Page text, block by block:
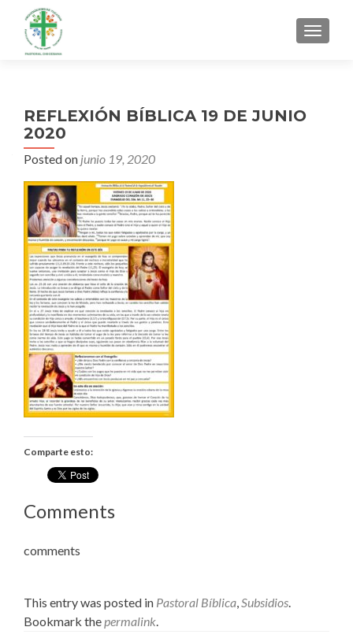
MENU
REFLEXIÓN BÍBLICA 19 DE JUNIO
2020
Posted on junio 19, 2020
Comparte esto:
Comments
comments
This entry was posted in Pastoral Bíblica,Subsidios.
Bookmark thepermalink.